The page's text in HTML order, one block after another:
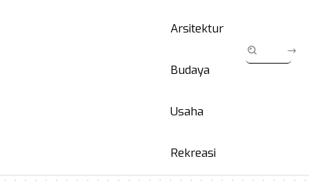
Arsitektur
Budaya
Usaha
Rekreasi